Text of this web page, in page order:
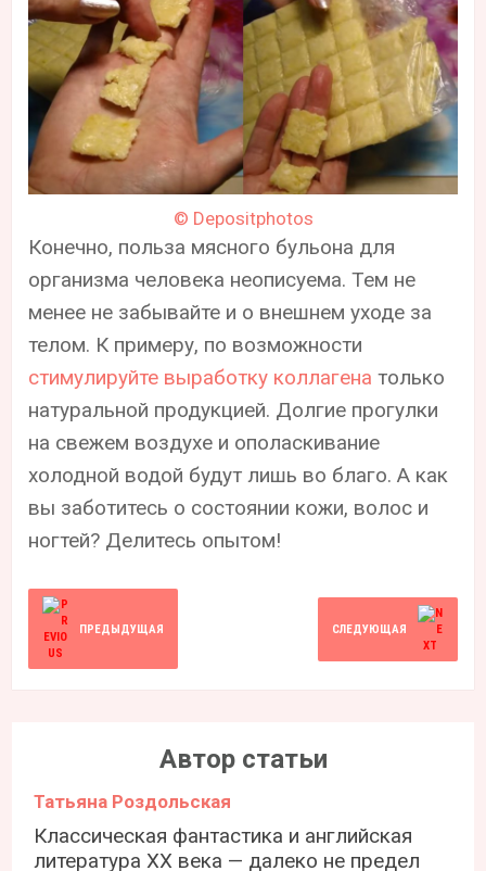
© Depositphotos
Конечно, польза мясного бульона для
организма человека неописуема. Тем не
менее не забывайте и о внешнем уходе за
телом. К примеру, по возможности
стимулируйте выработку коллагена только
натуральной продукцией. Долгие прогулки
на свежем воздухе и ополаскивание
холодной водой будут лишь во благо. А как
вы заботитесь о состоянии кожи, волос и
ногтей? Делитесь опытом!
ПРЕДЫДУЩАЯ СЛЕДУЮЩАЯ
Автор статьи
Татьяна Роздольская
Классическая фантастика и английская
литература ХХ века — далеко не предел